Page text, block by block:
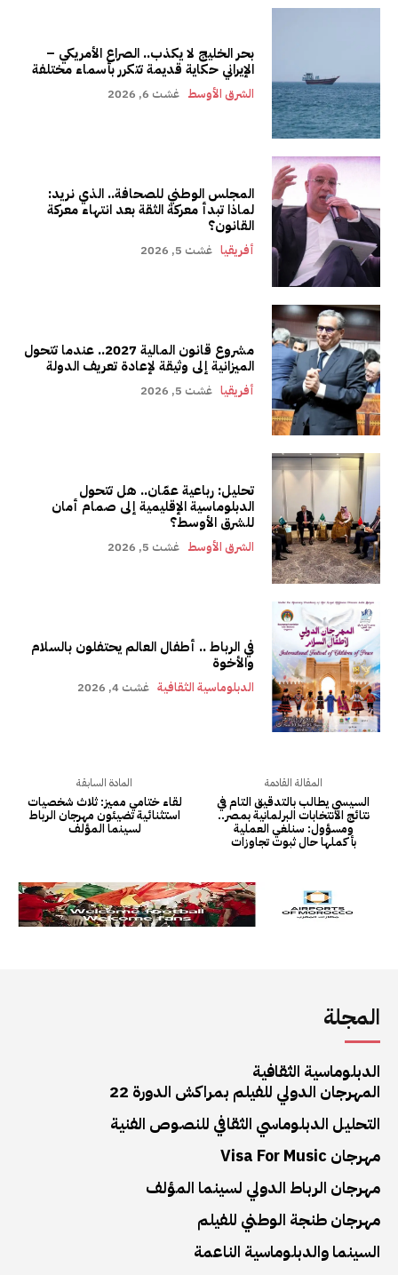
المجلة
الدبلوماسية الثقافية
المهرجان الدولي للفيلم بمراكش الدورة 22
التحليل الدبلوماسي الثقافي للنصوص الفنية
مهرجان Visa For Music
مهرجان الرباط الدولي لسينما المؤلف
مهرجان طنجة الوطني للفيلم
السينما والدبلوماسية الناعمة